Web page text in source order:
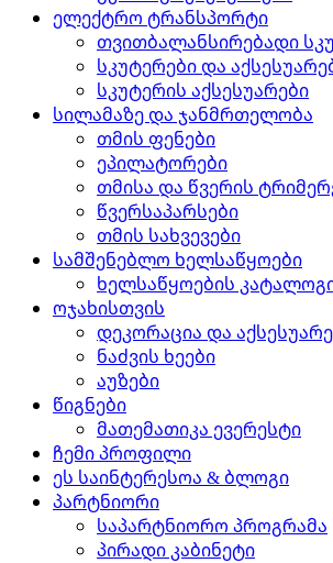
ელექტრო ტრანსპორტი
თვითბალანსირებადი
სკუტერები და
სკუტერის აქსესუარები
სილამაზე და ჯანმრთელობა
თმის ფენები
ეპილატორები
თმისა და წვერის
წვერსაპარსები
თმის სახვევები
სამშენებლო ხელსაწყოები
ხელსაწყოების
ოჯახისთვის
დეკორაცია და
ნაძვის ხეები
აუზები
წიგნები
მათემათიკა ევერესტი
ჩემი პროფილი
ეს საინტერესოა & ბლოგი
პარტნიორი
საპარტნიორო პროგრამა
პირადი კაბინეტი